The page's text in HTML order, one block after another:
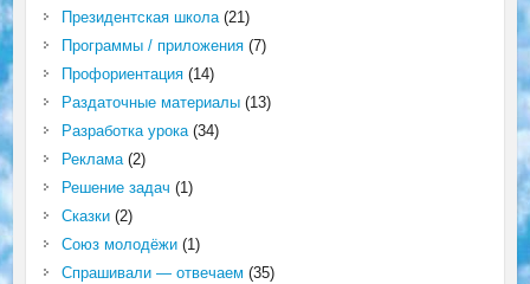
Президентская школа(21)
Программы / приложения(7)
Профориентация(14)
Раздаточные материалы(13)
Разработка урока(34)
Реклама(2)
Решение задач (1)
Сказки(2)
Союз молодёжи(1)
Спрашивали — отвечаем (35)